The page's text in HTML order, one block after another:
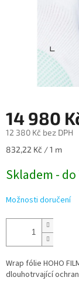
14 980
12 380 Kč bez DPH
Měrná
832,22 Kč / 1 m
Skladem -
Možnosti doručení
Wrap fólie HOHO
dlouhotrvající